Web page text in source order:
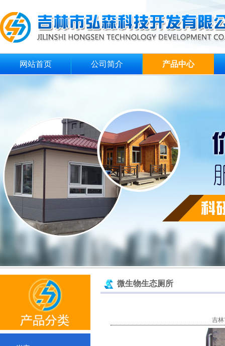
网站首页 公司简介 产品中心
微生物生态厕所
吉